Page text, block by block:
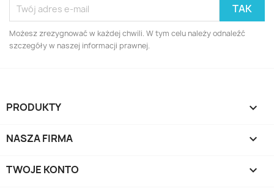
Możesz zrezygnować w każdej chwili. W tym celu należy odnaleźć
szczegóły w naszej informacji prawnej.
PRODUKTY 
NASZA FIRMA 
TWOJE KONTO 